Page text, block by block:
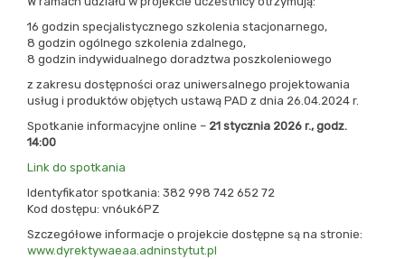
16 godzin specjalistycznego szkolenia stacjonarnego,
8 godzin ogólnego szkolenia zdalnego,
8 godzin indywidualnego doradztwa poszkoleniowego
z zakresu dostępności oraz uniwersalnego projektowania
usług i produktów objętych ustawą PAD z dnia 26.04.2024 r.
Spotkanie informacyjne online – 21 stycznia 2026 r., godz.
14:00
Link do spotkania
Identyfikator spotkania: 382 998 742 652 72
Kod dostępu: vn6uk6PZ
Szczegółowe informacje o projekcie dostępne są na stronie:
www.dyrektywaeaa.adninstytut.pl